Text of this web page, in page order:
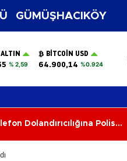
GÜMÜŞHACIKÖY
% 2,59
BITCOIN USD
64.900,14 %0.924
Dolandırıcılığına Polis